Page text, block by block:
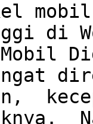
di